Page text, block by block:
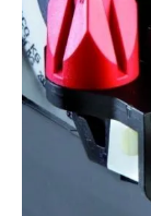
of
the
images
gallery